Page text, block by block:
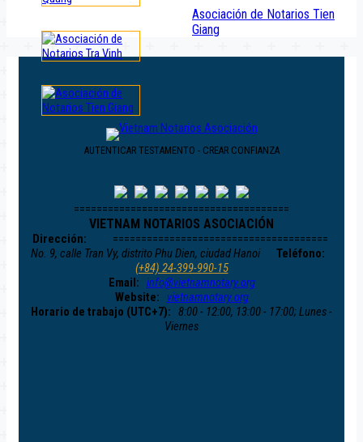
Asociación de Notarios Tien
Giang
AUTENTICAR TESTAMENTO - CREAR CONFIANZA
======================================
VIETNAM NOTARIOS ASOCIACIÓN
======================================
Dirección:
No. 9, calle Tran Vy, distrito Phu Dien, ciudad Hanoi
Teléfono:
(+84) 24-399-990-15
Email: info@vietnamnotary.org
Website:
vietnamnotary.org
Horario de trabajo (UTC+7): 8:00 - 12:00, 13:00 - 17:00; Lunes -
Viernes